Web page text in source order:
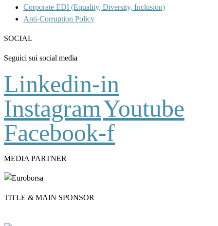
Corporate EDI (Equality, Diversity, Inclusion)
Anti-Corruption Policy
SOCIAL
Seguici sui social media
Linkedin-in
InstagramYoutube
Facebook-f
MEDIA PARTNER
TITLE & MAIN SPONSOR